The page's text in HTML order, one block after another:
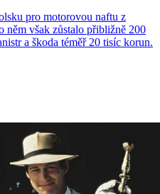
pro motorovou naftu z
však zůstalo přibližně 200
a škoda téměř 20 tisíc korun.